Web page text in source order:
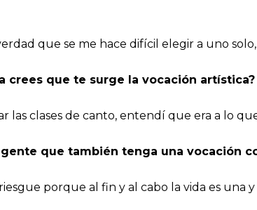
que se me hace difícil elegir a uno
crees que te surge la vocación artística?
las clases de canto, entendí que era a lo
gente que también tenga una vocación
porque al fin y al cabo la vida es una